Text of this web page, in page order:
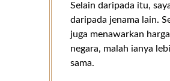
Selain daripada itu,
daripada jenama lain.
juga menawarkan
negara, malah ianya
sama.